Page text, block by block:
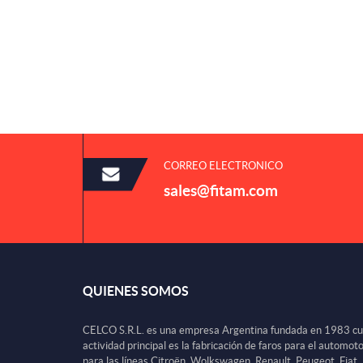
CORREO ELECTRONICO
sales@fitam.com
QUIENES SOMOS
CELCO S.R.L. es una empresa Argentina fundada en 1983
actividad principal es la fabricación de faros para el